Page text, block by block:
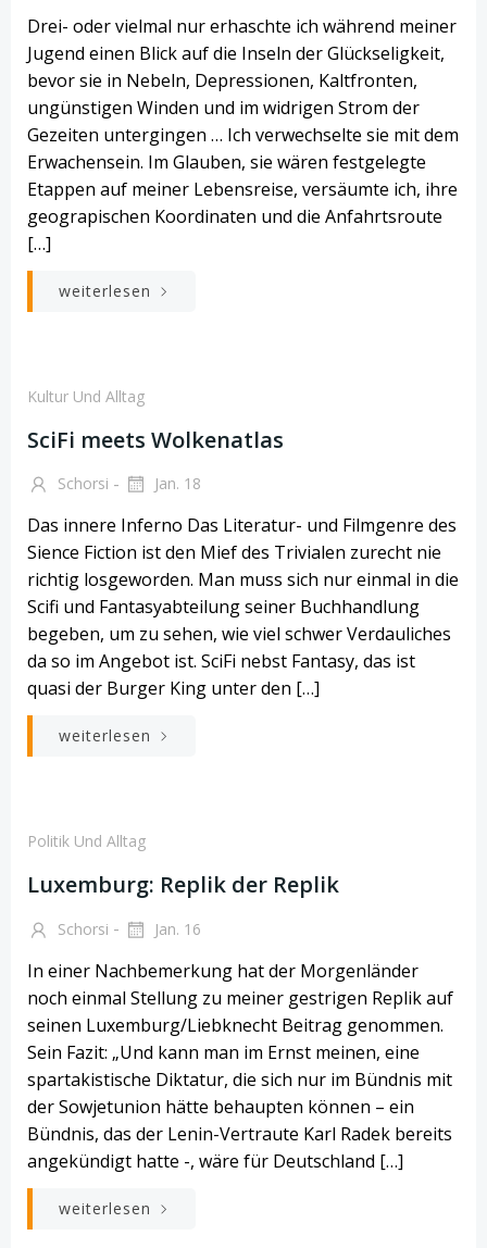
Drei- oder vielmal nur erhaschte ich während meiner
Jugend einen Blick auf die Inseln der Glückseligkeit,
bevor sie in Nebeln, Depressionen, Kaltfronten,
ungünstigen Winden und im widrigen Strom der
Gezeiten untergingen … Ich verwechselte sie mit dem
Erwachensein. Im Glauben, sie wären festgelegte
Etappen auf meiner Lebensreise, versäumte ich, ihre
geograpischen Koordinaten und die Anfahrtsroute
[…]
weiterlesen
Kultur Und Alltag
SciFi meets Wolkenatlas
Schorsi - Jan. 18
Das innere Inferno Das Literatur- und Filmgenre des
Sience Fiction ist den Mief des Trivialen zurecht nie
richtig losgeworden. Man muss sich nur einmal in die
Scifi und Fantasyabteilung seiner Buchhandlung
begeben, um zu sehen, wie viel schwer Verdauliches
da so im Angebot ist. SciFi nebst Fantasy, das ist
quasi der Burger King unter den […]
weiterlesen
Politik Und Alltag
Luxemburg: Replik der Replik
Schorsi - Jan. 16
In einer Nachbemerkung hat der Morgenländer
noch einmal Stellung zu meiner gestrigen Replik auf
seinen Luxemburg/Liebknecht Beitrag genommen.
Sein Fazit: „Und kann man im Ernst meinen, eine
spartakistische Diktatur, die sich nur im Bündnis mit
der Sowjetunion hätte behaupten können – ein
Bündnis, das der Lenin-Vertraute Karl Radek bereits
angekündigt hatte -, wäre für Deutschland […]
weiterlesen